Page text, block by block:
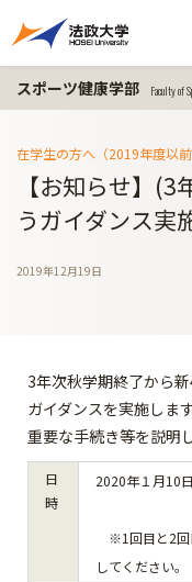
スポーツ健康学部 Faculty of
在学生の方へ（2019年度以前
【お知らせ】
うガイダンス実
2019年12月19日
3年次秋学期終了から
ガイダンスを実施します
重要な手続き等を説明
日
時
2020年１月10
17：
※1回目と2回
してください。